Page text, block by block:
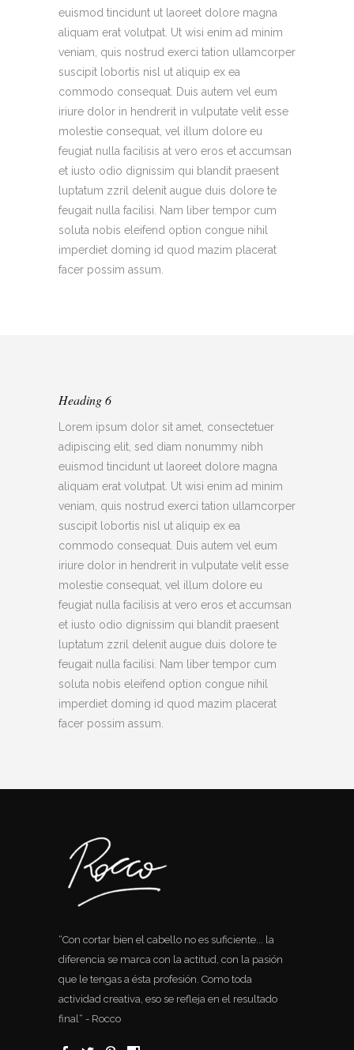
euismod tincidunt ut laoreet dolore magna
aliquam erat volutpat. Ut wisi enim ad minim
veniam, quis nostrud exerci tation ullamcorper
suscipit lobortis nisl ut aliquip ex ea
commodo consequat. Duis autem vel eum
iriure dolor in hendrerit in vulputate velit esse
molestie consequat, vel illum dolore eu
feugiat nulla facilisis at vero eros et accumsan
et iusto odio dignissim qui blandit praesent
luptatum zzril delenit augue duis dolore te
feugait nulla facilisi. Nam liber tempor cum
soluta nobis eleifend option congue nihil
imperdiet doming id quod mazim placerat
facer possim assum.
Heading 6
Lorem ipsum dolor sit amet, consectetuer
adipiscing elit, sed diam nonummy nibh
euismod tincidunt ut laoreet dolore magna
aliquam erat volutpat. Ut wisi enim ad minim
veniam, quis nostrud exerci tation ullamcorper
suscipit lobortis nisl ut aliquip ex ea
commodo consequat. Duis autem vel eum
iriure dolor in hendrerit in vulputate velit esse
molestie consequat, vel illum dolore eu
feugiat nulla facilisis at vero eros et accumsan
et iusto odio dignissim qui blandit praesent
luptatum zzril delenit augue duis dolore te
feugait nulla facilisi. Nam liber tempor cum
soluta nobis eleifend option congue nihil
imperdiet doming id quod mazim placerat
facer possim assum.
“Con cortar bien el cabello no es suficiente... la
diferencia se marca con la actitud, con la pasión
que le tengas a ésta profesión. Como toda
actividad creativa, eso se refleja en el resultado
final“ - Rocco